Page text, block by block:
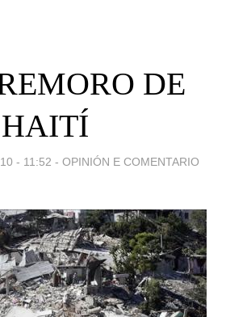
DE
HAITÍ
- 11:52 - OPINIÓN E COMENTARIO